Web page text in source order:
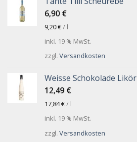
6,90 €
9,20€/ l
inkl. 19 % MwSt.
zzgl. Versandkosten
Weisse Schokolade Likör
12,49 €
17,84€/ l
inkl. 19 % MwSt.
zzgl. Versandkosten